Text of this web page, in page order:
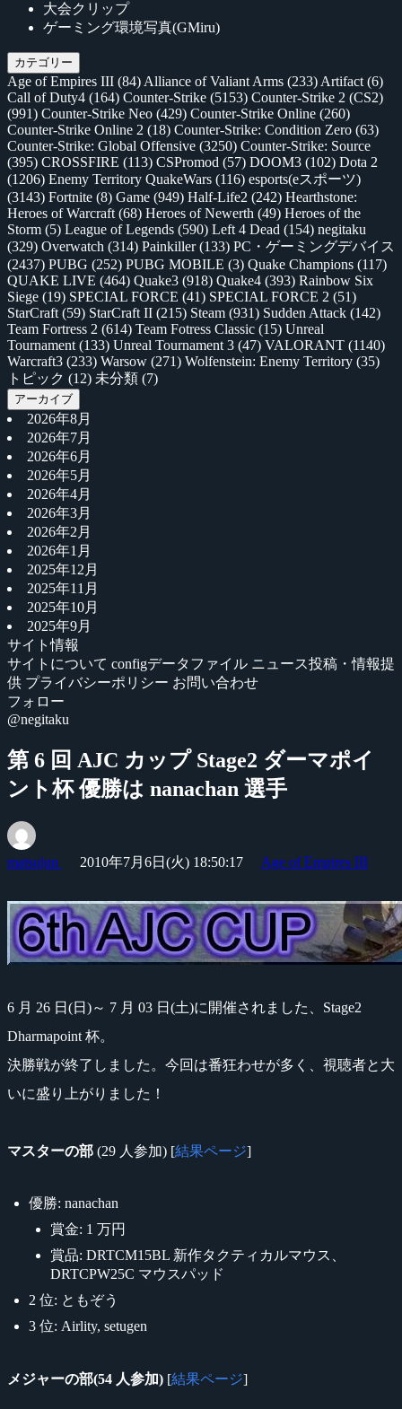
大会クリップ
ゲーミング環境写真(GMiru)
カテゴリー
Age of Empires III (84) Alliance of Valiant Arms (233) Artifact (6)
Call of Duty4 (164) Counter-Strike (5153) Counter-Strike 2 (CS2)
(991) Counter-Strike Neo (429) Counter-Strike Online (260)
Counter-Strike Online 2 (18) Counter-Strike: Condition Zero (63)
Counter-Strike: Global Offensive (3250) Counter-Strike: Source
(395) CROSSFIRE (113) CSPromod (57) DOOM3 (102) Dota 2
(1206) Enemy Territory QuakeWars (116) esports(eスポーツ)
(3143) Fortnite (8) Game (949) Half-Life2 (242) Hearthstone:
Heroes of Warcraft (68) Heroes of Newerth (49) Heroes of the
Storm (5) League of Legends (590) Left 4 Dead (154) negitaku
(329) Overwatch (314) Painkiller(133) PC・ゲーミングデバイス
(2437) PUBG (252) PUBG MOBILE (3) Quake Champions (117)
QUAKE LIVE (464) Quake3 (918) Quake4 (393) Rainbow Six
Siege (19) SPECIAL FORCE (41) SPECIAL FORCE 2 (51)
StarCraft (59) StarCraft II (215) Steam (931) Sudden Attack (142)
Team Fortress 2 (614) Team Fotress Classic (15) Unreal
Tournament (133) Unreal Tournament 3 (47) VALORANT (1140)
Warcraft3 (233) Warsow (271) Wolfenstein: Enemy Territory (35)
トピック (12) 未分類 (7)
アーカイブ
2026年8月
2026年7月
2026年6月
2026年5月
2026年4月
2026年3月
2026年2月
2026年1月
2025年12月
2025年11月
2025年10月
2025年9月
サイト情報
サイトについて configデータファイル ニュース投稿・情報提
供 プライバシーポリシー お問い合わせ
フォロー
@negitaku
第 6 回 AJC カップ Stage2 ダーマポイ
ント杯 優勝は nanachan 選手
matsujun 2010年7月6日(火) 18:50:17 Age of Empires III
6 月 26 日(日)～ 7 月 03 日(土)に開催されました、Stage2
Dharmapoint 杯。
決勝戦が終了しました。今回は番狂わせが多く、視聴者と大
いに盛り上がりました！
マスターの部 (29 人参加) [結果ページ]
優勝: nanachan
賞金: 1 万円
賞品: DRTCM15BL 新作タクティカルマウス、
DRTCPW25C マウスパッド
2 位: ともぞう
3 位: Airlity, setugen
メジャーの部(54 人参加) [結果ページ]